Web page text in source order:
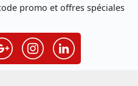
promo et offres spéciales